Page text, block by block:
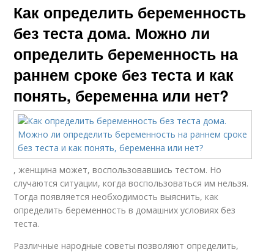
Как определить беременность
без теста дома. Можно ли
определить беременность на
раннем сроке без теста и как
понять, беременна или нет?
, женщина может, воспользовавшись тестом. Но
случаются ситуации, когда воспользоваться им нельзя.
Тогда появляется необходимость выяснить, как
определить беременность в домашних условиях без
теста.
Различные народные советы позволяют определить,